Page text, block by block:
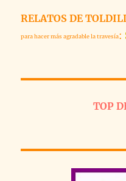
RELATOS DE
para hacer más agradable la travesía:
TOP